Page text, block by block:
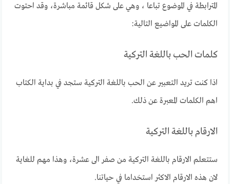
المترابطة في الموضوع تباعا ، وهي على شكل قائمة مباشرة، وقد احتوت
الكلمات على المواضيع التالية:
كلمات الحب باللغة التركية
اذا كنت تريد التعبير عن الحب باللغة التركية ستجد في بداية الكتاب
اهم الكلمات المعبرة عن ذلك.
الارقام باللغة التركية
ستتعلم الارقام باللغة التركية من صفر الى عشرة، وهذا مهم للغاية
لان هذه الارقام الاكثر استخداما في حياتنا.